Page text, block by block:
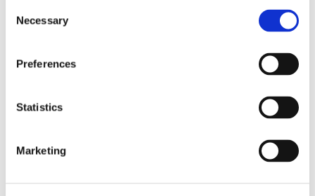
Selection
Necessary
Preferences
Statistics
Marketing